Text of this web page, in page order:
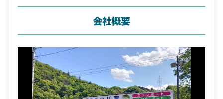
会社概要